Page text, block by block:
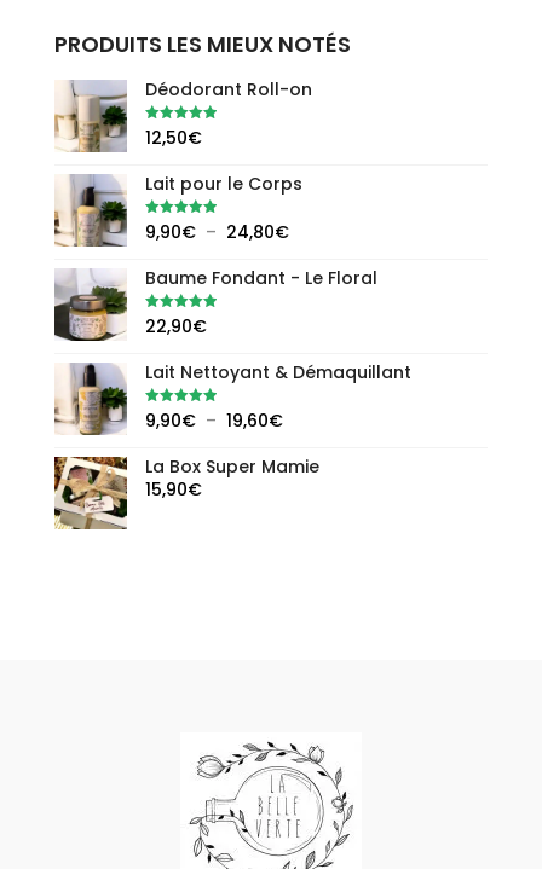
PRODUITS LES MIEUX NOTÉS
Déodorant Roll-on
Note5.00
sur 5
12,50€
Lait pour le Corps
Note5.00
sur 5
9,90€ – 24,80€Plage
prix :
24,80€
Baume Fondant - Le Floral
Note5.00
sur 5
22,90€
Lait Nettoyant & Démaquillant
Note5.00
sur 5
9,90€ – 19,60€Plage
prix :
La Box Super Mamie
15,90€